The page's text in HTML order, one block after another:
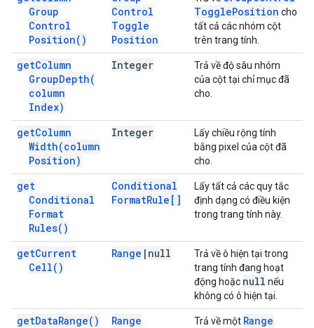
Group
Control
Position( )
Control
Toggle
Position
TogglePosition cho
tất cả các nhóm cột
trên trang tính.
getColumn
GroupDepth(
column
Index)
Integer
Trả về độ sâu nhóm
của cột tại chỉ mục đã
cho.
getColumn
Width(column
Position)
Integer
Lấy chiều rộng tính
bằng pixel của cột đã
cho.
get
Conditional
Format
Rules( )
Conditional
FormatRule[]
Lấy tất cả các quy tắc
định dạng có điều kiện
trong trang tính này.
getCurrent
Cell( )
Range | null
Trả về ô hiện tại trong
trang tính đang hoạt
động hoặc null nếu
không có ô hiện tại.
getDataRange( ) Range Trả về một Range